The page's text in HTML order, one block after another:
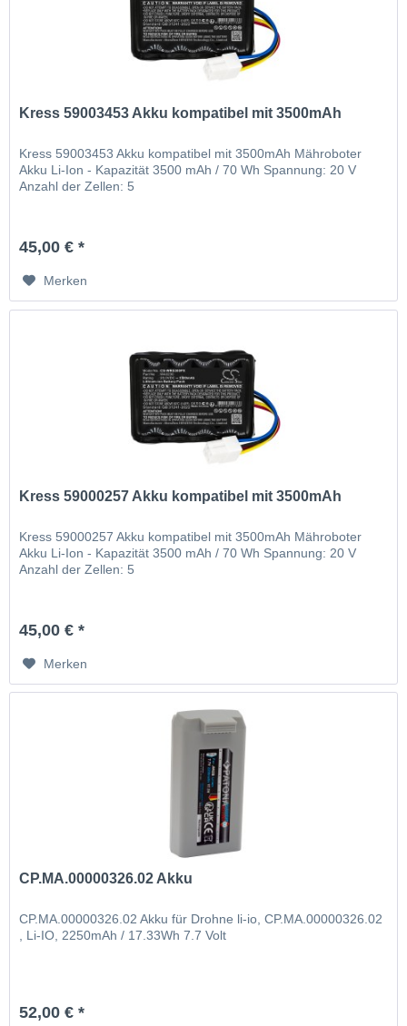
Kress 59003453 Akku kompatibel mit 3500mAh
Kress 59003453 Akku kompatibel mit 3500mAh Mähroboter
Akku Li-Ion - Kapazität 3500 mAh / 70 Wh Spannung: 20 V
Anzahl der Zellen: 5
45,00 € *
Merken
Kress 59000257 Akku kompatibel mit 3500mAh
Kress 59000257 Akku kompatibel mit 3500mAh Mähroboter
Akku Li-Ion - Kapazität 3500 mAh / 70 Wh Spannung: 20 V
Anzahl der Zellen: 5
45,00 € *
Merken
CP.MA.00000326.02 Akku
CP.MA.00000326.02 Akku für Drohne li-io, CP.MA.00000326.02
, Li-IO, 2250mAh / 17.33Wh 7.7 Volt
52,00 € *